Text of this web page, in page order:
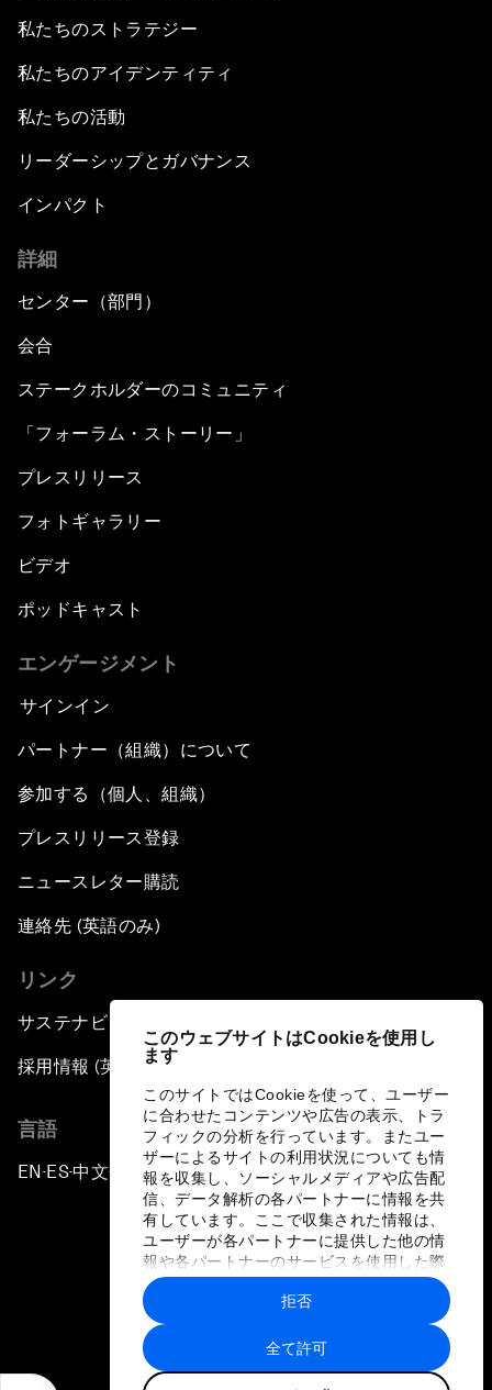
このウェブサイトはCookieを使用し
ます
このサイトではCookieを使って、ユーザー
に合わせたコンテンツや広告の表示、トラ
フィックの分析を行っています。またユー
ザーによるサイトの利用状況についても情
報を収集し、ソーシャルメディアや広告配
信、データ解析の各パートナーに情報を共
有しています。ここで収集された情報は、
ユーザーが各パートナーに提供した他の情
報や各パートナーのサービスを使用した際
に収集された情報と組み合わされ、各パー
トナーによって使用されることがありま
す。
全て許可
拒否
私たちのストラテジー
私たちのアイデンティティ
私たちの活動
リーダーシップとガバナンス
インパクト
詳細
センター（部門）
会合
ステークホルダーのコミュニティ
「フォーラム・ストーリー」
プレスリリース
フォトギャラリー
ビデオ
ポッドキャスト
エンゲージメント
サインイン
パートナー（組織）について
参加する（個人、組織）
プレスリリース登録
ニュースレター購読
連絡先 (英語のみ)
リンク
サステナビリティへの取り組み
採用情報 (英語のみ)
言語
EN ▪ ES▪中文▪ 日本語
プライバシーポリシーと利用規約
サイトマップ